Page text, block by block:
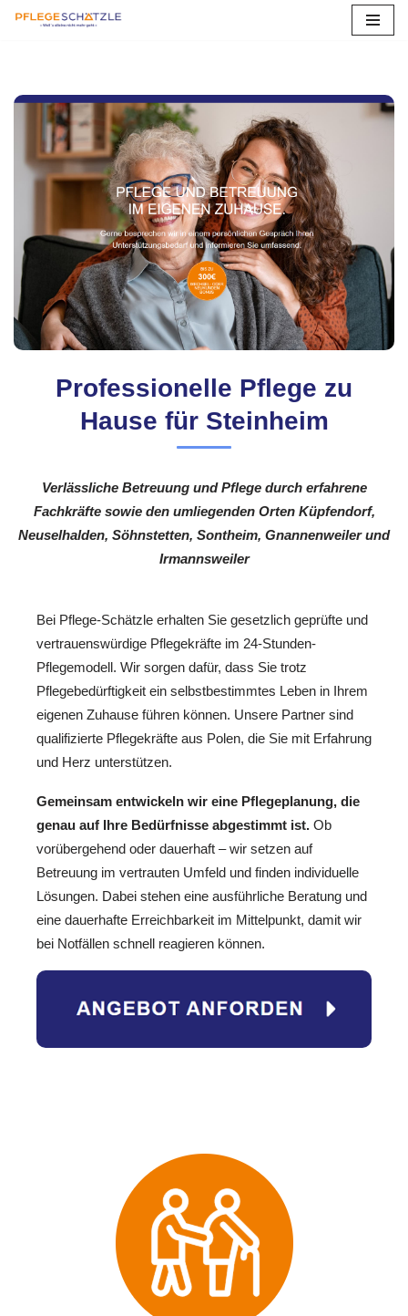
springen
Professionelle Pflege zu
Hause für Steinheim
Verlässliche Betreuung und Pflege durch erfahrene
Fachkräfte sowie den umliegenden Orten Küpfendorf,
Neuselhalden, Söhnstetten, Sontheim, Gnannenweiler und
Irmannsweiler
Bei Pflege-Schätzle erhalten Sie gesetzlich geprüfte und
vertrauenswürdige Pflegekräfte im 24-Stunden-
Pflegemodell. Wir sorgen dafür, dass Sie trotz
Pflegebedürftigkeit ein selbstbestimmtes Leben in Ihrem
eigenen Zuhause führen können. Unsere Partner sind
qualifizierte Pflegekräfte aus Polen, die Sie mit Erfahrung
und Herz unterstützen.
Gemeinsam entwickeln wir eine Pflegeplanung, die
genau auf Ihre Bedürfnisse abgestimmt ist. Ob
vorübergehend oder dauerhaft – wir setzen auf
Betreuung im vertrauten Umfeld und finden individuelle
Lösungen. Dabei stehen eine ausführliche Beratung und
eine dauerhafte Erreichbarkeit im Mittelpunkt, damit wir
bei Notfällen schnell reagieren können.